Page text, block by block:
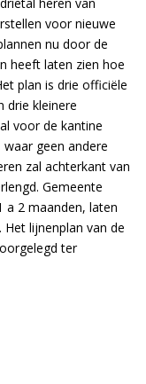
voor nieuwe
nu door de
heeft laten zien hoe
plan is drie officiële
drie kleinere
voor de kantine
geen andere
zal achterkant van
Gemeente
a 2 maanden, laten
lijnenplan van de
ter